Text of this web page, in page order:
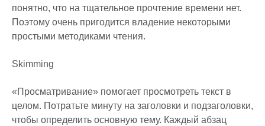
понятно, что на тщательное прочтение времени нет.
Поэтому очень пригодится владение некоторыми
простыми методиками чтения.
Skimming
«Просматривание» помогает просмотреть текст в
целом. Потратьте минуту на заголовки и подзаголовки,
чтобы определить основную тему. Каждый абзац